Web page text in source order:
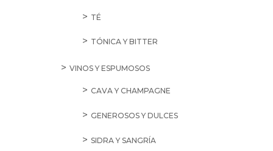
TÉ
TÓNICA Y BITTER
VINOS Y ESPUMOSOS
CAVA Y CHAMPAGNE
GENEROSOS Y DULCES
SIDRA Y SANGRÍA